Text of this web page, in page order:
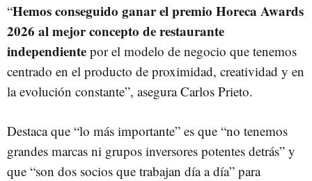
“Hemos conseguido ganar el premio Horeca Awards
2026 al mejor concepto de restaurante
independiente por el modelo de negocio que tenemos
centrado en el producto de proximidad, creatividad y en
la evolución constante”, asegura Carlos Prieto.
Destaca que “lo más importante” es que “no tenemos
grandes marcas ni grupos inversores potentes detrás” y
que “son dos socios que trabajan día a día” para